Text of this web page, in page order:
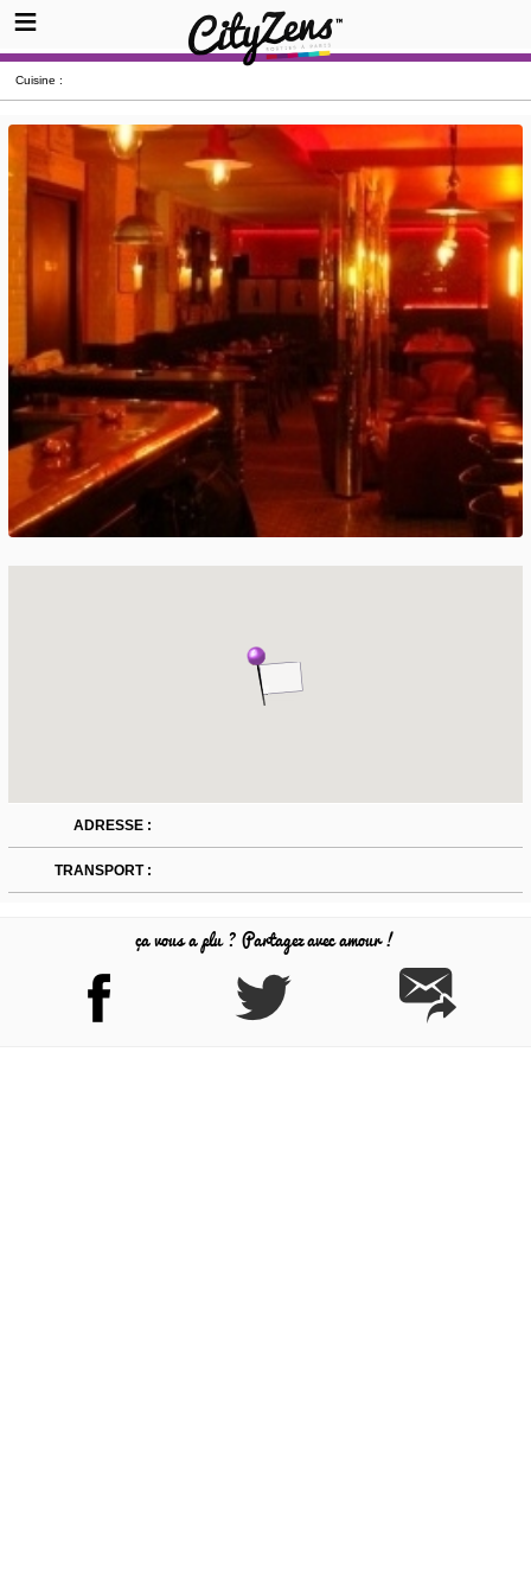
Cuisine :
ADRESSE :
TRANSPORT :
ça vous a plu ? Partagez avec amour !